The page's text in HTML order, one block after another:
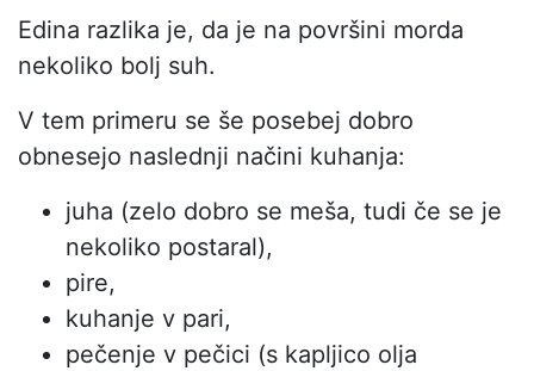
Edina razlika je, da je na površini morda
nekoliko bolj suh.
V tem primeru se še posebej dobro
obnesejo naslednji načini kuhanja:
juha (zelo dobro se meša, tudi če se je
nekoliko postaral),
pire,
kuhanje v pari,
pečenje v pečici (s kapljico olja